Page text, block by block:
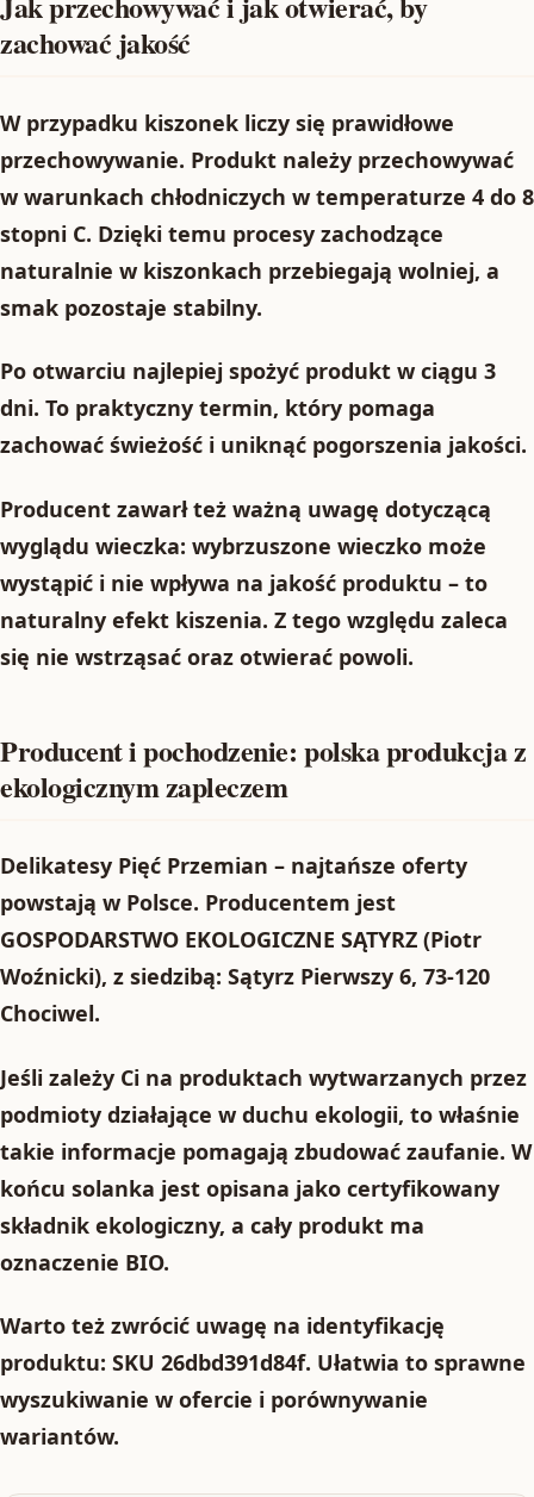
zachować jakość
W przypadku kiszonek liczy się prawidłowe
przechowywanie. Produkt należy przechowywać
w warunkach chłodniczych w temperaturze 4 do 8
stopni C. Dzięki temu procesy zachodzące
naturalnie w kiszonkach przebiegają wolniej, a
smak pozostaje stabilny.
Po otwarciu najlepiej spożyć produkt w ciągu 3
dni. To praktyczny termin, który pomaga
zachować świeżość i uniknąć pogorszenia jakości.
Producent zawarł też ważną uwagę dotyczącą
wyglądu wieczka: wybrzuszone wieczko może
wystąpić i nie wpływa na jakość produktu – to
naturalny efekt kiszenia. Z tego względu zaleca
się nie wstrząsać oraz otwierać powoli.
Producent i pochodzenie: polska produkcja z
ekologicznym zapleczem
Delikatesy Pięć Przemian – najtańsze oferty
powstają w Polsce. Producentem jest
GOSPODARSTWO EKOLOGICZNE SĄTYRZ (Piotr
Woźnicki), z siedzibą: Sątyrz Pierwszy 6, 73-120
Chociwel.
Jeśli zależy Ci na produktach wytwarzanych przez
podmioty działające w duchu ekologii, to właśnie
takie informacje pomagają zbudować zaufanie. W
końcu solanka jest opisana jako certyfikowany
składnik ekologiczny, a cały produkt ma
oznaczenie BIO.
Warto też zwrócić uwagę na identyfikację
produktu: SKU 26dbd391d84f. Ułatwia to sprawne
wyszukiwanie w ofercie i porównywanie
wariantów.